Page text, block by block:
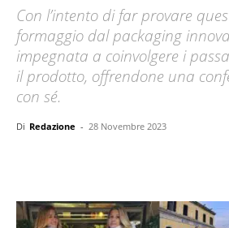
Con l’intento di far provare
formaggio dal packaging
impegnata a coinvolgere i
il prodotto, offrendone una
con sé.
Di Redazione - 28 Novembre 2023